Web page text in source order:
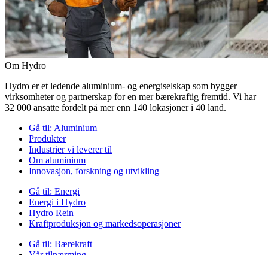
Om Hydro
Hydro er et ledende aluminium- og energiselskap som bygger
virksomheter og partnerskap for en mer bærekraftig fremtid. Vi har
32 000 ansatte fordelt på mer enn 140 lokasjoner i 40 land.
Gå til: Aluminium
Produkter
Industrier vi leverer til
Om aluminium
Innovasjon, forskning og utvikling
Gå til: Energi
Energi i Hydro
Hydro Rein
Kraftproduksjon og markedsoperasjoner
Gå til: Bærekraft